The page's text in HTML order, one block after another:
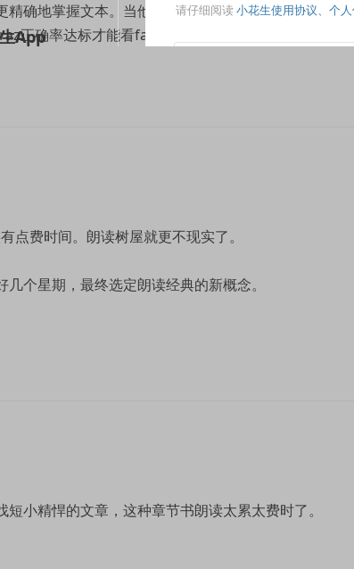
确地掌握文本。当他错题率变高时，我会适时要求
正确率达标才能看famous five，不然就再加一本raz，
费时间。朗读树屋就更不现实了。
个星期，最终选定朗读经典的新概念。
小精悍的文章，这种章节书朗读太累太费时了。